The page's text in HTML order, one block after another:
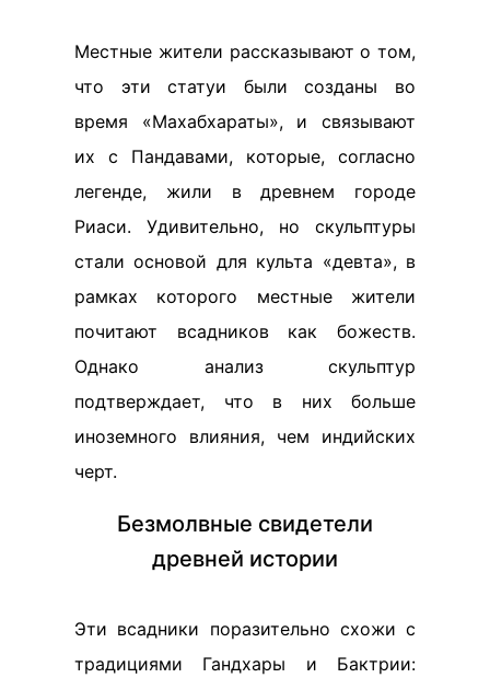
Местные жители рассказывают о том,
что эти статуи были созданы во
время «Махабхараты», и связывают
их с Пандавами, которые, согласно
легенде, жили в древнем городе
Риаси. Удивительно, но скульптуры
стали основой для культа «девта», в
рамках которого местные жители
почитают всадников как божеств.
Однако анализ скульптур
подтверждает, что в них больше
иноземного влияния, чем индийских
черт.
Безмолвные свидетели
древней истории
Эти всадники поразительно схожи с
традициями Гандхары и Бактрии: